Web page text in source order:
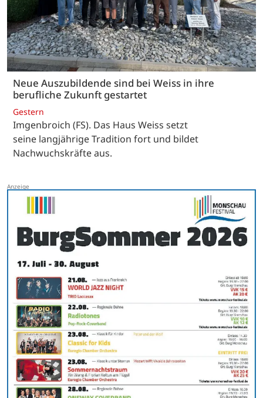
Neue Auszubildende sind bei Weiss in ihre
berufliche Zukunft gestartet
Gestern
Imgenbroich (FS). Das Haus Weiss setzt
seine langjährige Tradition fort und bildet
Nachwuchskräfte aus.